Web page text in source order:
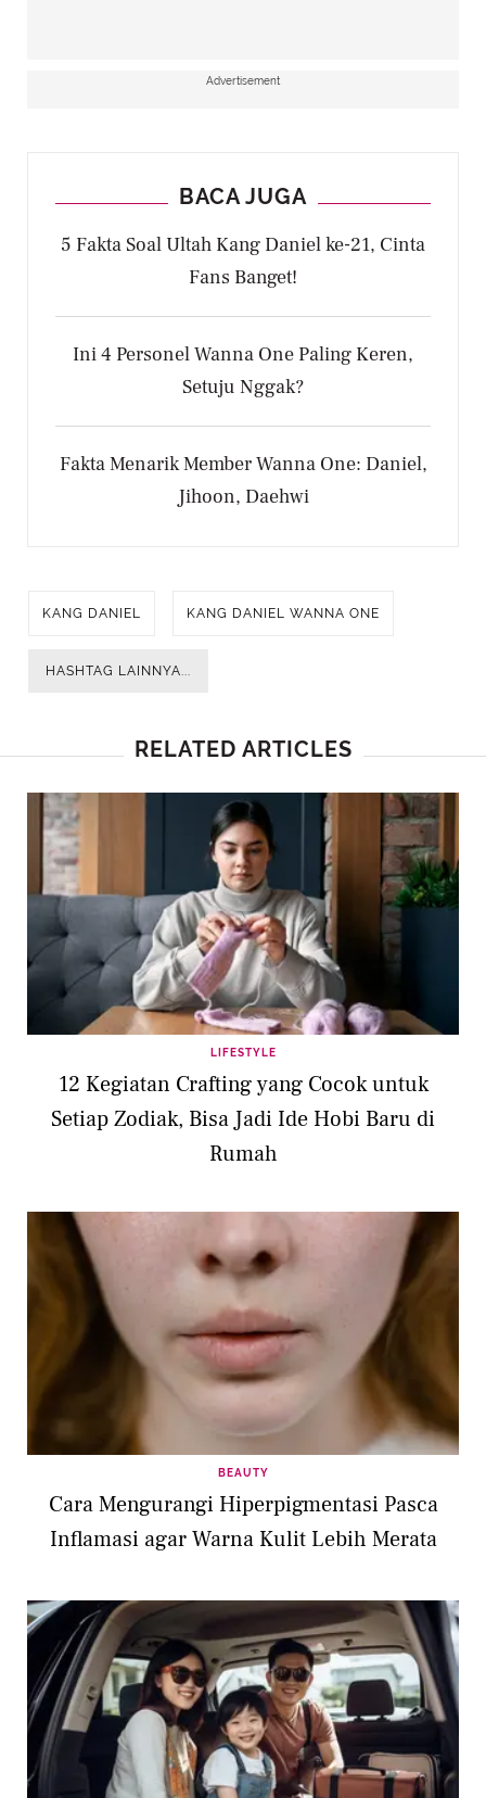
Advertisement
BACA JUGA
5 Fakta Soal Ultah Kang Daniel ke-21, Cinta
Fans Banget!
Ini 4 Personel Wanna One Paling Keren,
Setuju Nggak?
Fakta Menarik Member Wanna One: Daniel,
Jihoon, Daehwi
KANG DANIEL KANG DANIEL WANNA ONE
HASHTAG LAINNYA...
RELATED ARTICLES
LIFESTYLE
12 Kegiatan Crafting yang Cocok untuk
Setiap Zodiak, Bisa Jadi Ide Hobi Baru di
Rumah
BEAUTY
Cara Mengurangi Hiperpigmentasi Pasca
Inflamasi agar Warna Kulit Lebih Merata